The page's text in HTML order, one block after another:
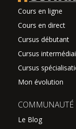
Cours en ligne
Cours en direct
Cursus débutant
Cursus
Cursus
Mon évolution
COMMUNAUTÉ
Le Blog